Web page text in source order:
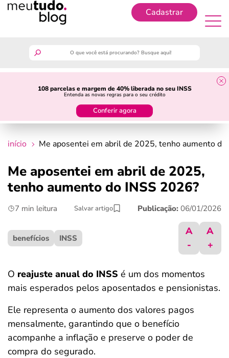
Cadastrar
108 parcelas e margem de 40% liberada no seu INSS
Entenda as novas regras para o seu crédito
Conferir agora
guia do trabalhador
crédito fácil
últimas notícias
ferramentas
início Me aposentei em abril de 2025, tenho aumento do
Me aposentei em abril de 2025,
tenho aumento do INSS 2026?
7 min leitura Salvar artigo Publicação: 06/01/2026
benefícios INSS
A
-
A
+
O reajuste anual do INSS é um dos momentos
mais esperados pelos aposentados e pensionistas.
Ele representa o aumento dos valores pagos
mensalmente, garantindo que o benefício
acompanhe a inflação e preserve o poder de
compra do segurado.